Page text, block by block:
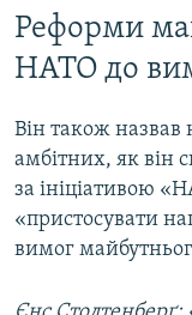
Реформи
НАТО до
Він також назвав
амбітних, як він
за ініціативою
«пристосувати
вимог